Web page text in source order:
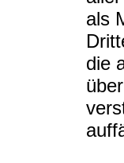
als
die